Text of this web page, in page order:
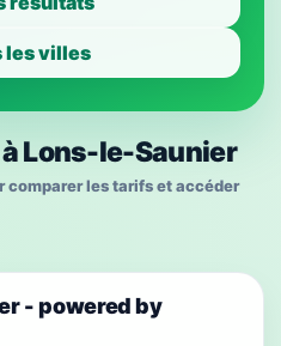
les villes
Lons-le-Saunier
comparer les tarifs et accéder
- powered by